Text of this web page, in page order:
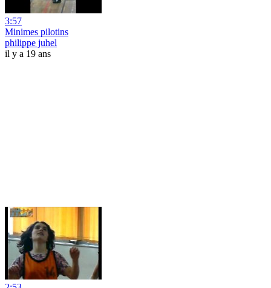
3:57
Minimes pilotins
philippe juhel
il y a 19 ans